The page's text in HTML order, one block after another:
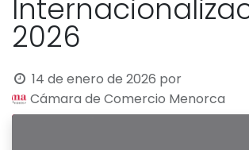
2026
14 de enero de 2026 por
Cámara de Comercio Menorca